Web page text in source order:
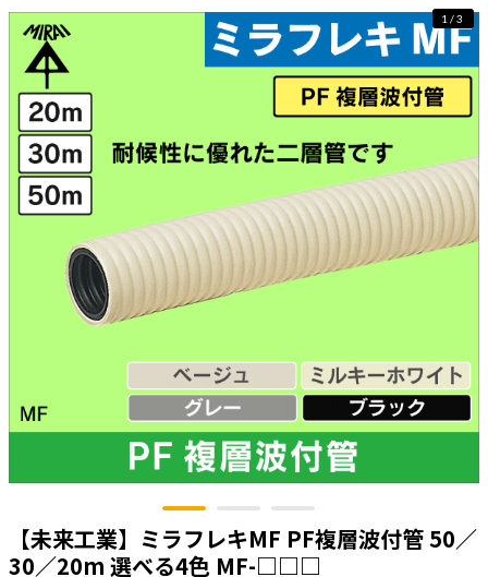
防犯工事関連
HDMIケーブル・周辺機器／RCAケーブル
電話線／コネクタ／アダプタ
光ファイバー・融着接続機関連
LANケーブル・コネクタ・関連資材/機器
ネットワーク機器
エアコン・換気扇・空調資材
太陽光発電ケーブル・コネクタ・関連資
材/機器
照明・照明器具
電源タップ・延長コード
スイッチ・コンセント（配線器具）
PF管/FEP管/CD管/情報線保護管
ボックス・ビニル電線管付属品・引き込
みカバー
防犯カメラ工事
LAN配線工事
照明設置工事
太陽光発電工事
ホテル・病院向け
【未来工業】ミラフレキMF PF複層波付管 50／
30／20m 選べる4色 MF-□□□
1/3